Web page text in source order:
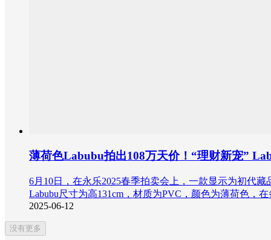
薄荷色Labubu拍出108万天价！“理财新宠”
6月10日，在永乐2025春季拍卖会上，一款显示为初代
Labubu尺寸为高131cm，材质为PVC，颜色为薄荷色，
2025-06-12
没有更多